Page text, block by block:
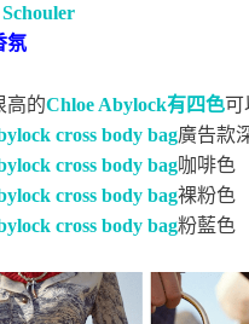
氛
高的Chloe Abylock有四色可
cross body bag廣告款
cross body bag咖啡色
cross body bag裸粉色
cross body bag粉藍色